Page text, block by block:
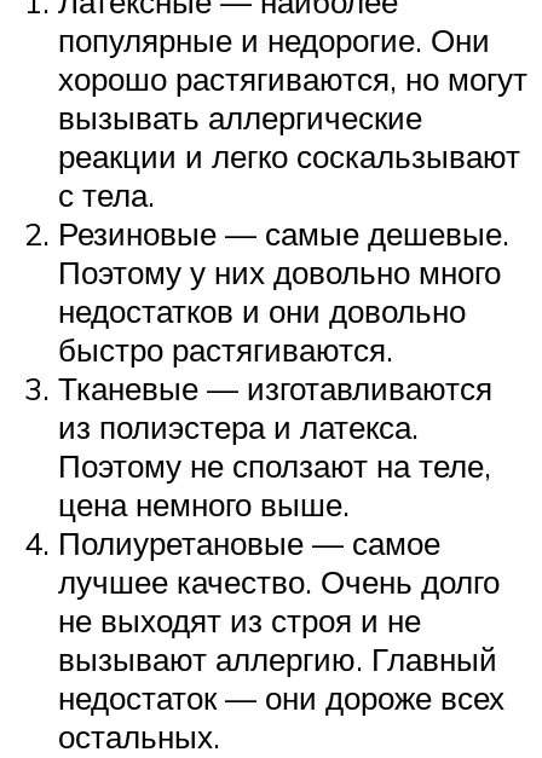
популярные и недорогие. Они
хорошо растягиваются, но могут
вызывать аллергические
реакции и легко соскальзывают
с тела.
Резиновые — самые дешевые.
Поэтому у них довольно много
недостатков и они довольно
быстро растягиваются.
Тканевые — изготавливаются
из полиэстера и латекса.
Поэтому не сползают на теле,
цена немного выше.
Полиуретановые — самое
лучшее качество. Очень долго
не выходят из строя и не
вызывают аллергию. Главный
недостаток — они дороже всех
остальных.